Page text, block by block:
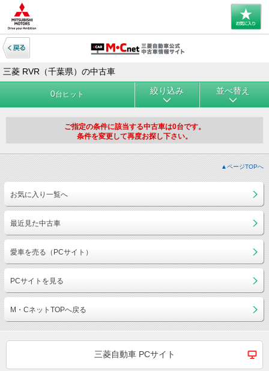
三菱 RVR（千葉県）の中古車
0台ヒット 絞り込み 並べ替え
ご指定の条件に該当する中古車は0台です。
条件を変更して再度お探し下さい。
▲ページTOPへ
お気に入り一覧へ
最近見た中古車
愛車を売る（PCサイト）
PCサイトを見る
M・CネットTOPへ戻る
三菱自動車 PCサイト